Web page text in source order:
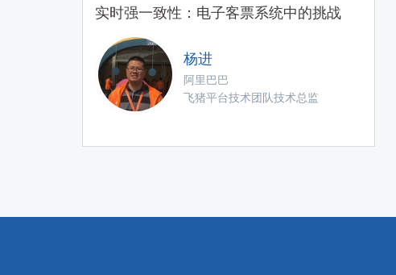
实时强一致性：电子客票系统中的挑战
杨进
阿里巴巴
飞猪平台技术团队技术总监